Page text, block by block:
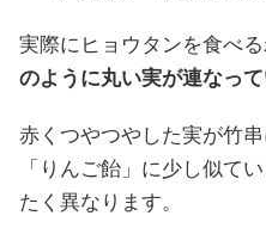
実際にヒョウタンを食べる
のように丸い実が連なっ
赤くつやつやした実が竹
「りんご飴」に少し似て
たく異なります。